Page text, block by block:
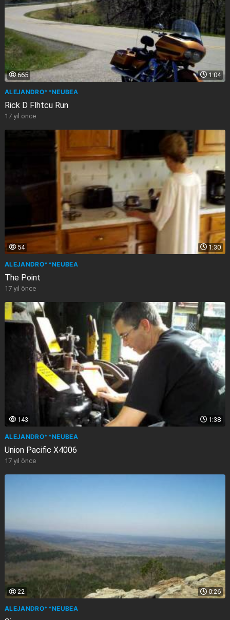
1:04
665
ALEJANDRO**NEUBEA
Rick D Flhtcu Run
17 yıl önce
1:30
54
ALEJANDRO**NEUBEA
The Point
17 yıl önce
1:38
143
ALEJANDRO**NEUBEA
Union Pacific X4006
17 yıl önce
0:26
22
ALEJANDRO**NEUBEA